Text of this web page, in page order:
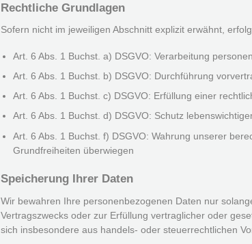
Rechtliche Grundlagen
Sofern nicht im jeweiligen Abschnitt explizit erwähnt,
Art. 6 Abs. 1 Buchst. a) DSGVO: Verarbeitung
Art. 6 Abs. 1 Buchst. b) DSGVO: Durchführung
Art. 6 Abs. 1 Buchst. c) DSGVO: Erfüllung einer
Art. 6 Abs. 1 Buchst. d) DSGVO: Schutz
Art. 6 Abs. 1 Buchst. f) DSGVO: Wahrung unserer
Grundfreiheiten überwiegen
Speicherung Ihrer Daten
Wir bewahren Ihre personenbezogenen Daten nur
Vertragszwecks oder zur Erfüllung vertraglicher oder
sich insbesondere aus handels- oder steuerrechtlichen